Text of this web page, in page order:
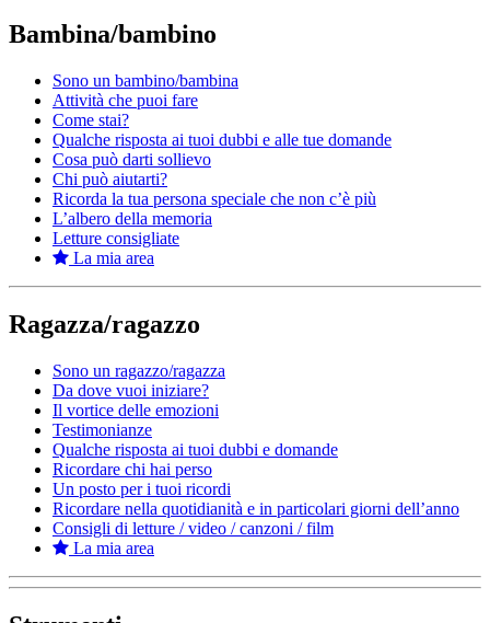
Bambina/bambino
Sono un bambino/bambina
Attività che puoi fare
Come stai?
Qualche risposta ai tuoi dubbi e alle tue domande
Cosa può darti sollievo
Chi può aiutarti?
Ricorda la tua persona speciale che non c’è più
L’albero della memoria
Letture consigliate
La mia area
Ragazza/ragazzo
Sono un ragazzo/ragazza
Da dove vuoi iniziare?
Il vortice delle emozioni
Testimonianze
Qualche risposta ai tuoi dubbi e domande
Ricordare chi hai perso
Un posto per i tuoi ricordi
Ricordare nella quotidianità e in particolari giorni dell’anno
Consigli di letture / video / canzoni / film
La mia area